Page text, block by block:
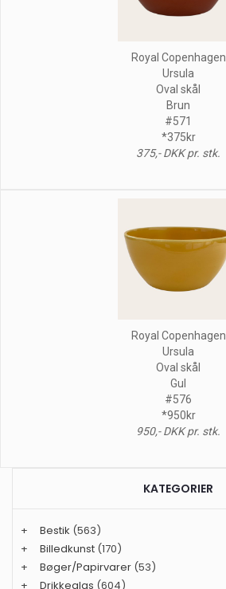
Royal Copenhagen
Ursula
Oval skål
Brun
#571
*375kr
375,- DKK pr. stk.
Royal Copenhagen
Ursula
Oval skål
Gul
#576
*950kr
950,- DKK pr. stk.
KATEGORIER
+ Bestik (563)
+
Billedkunst (170)
+
Bøger/Papirvarer (53)
+
Drikkeglas (604)